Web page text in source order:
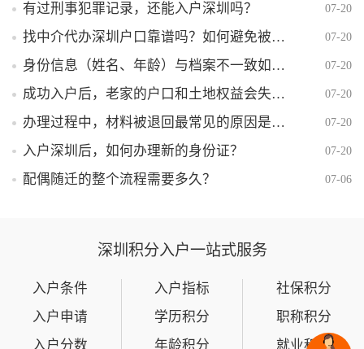
有过刑事犯罪记录，还能入户深圳吗？ 07-20
找中介代办深圳户口靠谱吗？如何避免被骗？ 07-20
身份信息（姓名、年龄）与档案不一致如何解决？ 07-20
成功入户后，老家的户口和土地权益会失去吗？ 07-20
办理过程中，材料被退回最常见的原因是什么？ 07-20
入户深圳后，如何办理新的身份证？ 07-20
配偶随迁的整个流程需要多久？ 07-06
深圳积分入户一站式服务
入户条件
入户申请
入户分数
入户指标
学历积分
年龄积分
社保积分
职称积分
就业积分